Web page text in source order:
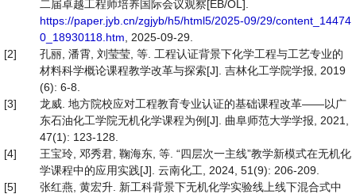
二届卓越工程师培养国际会议观察[EB/OL].
https://paper.jyb.cn/zgjyb/h5/html5/2025-09/29/content_14474
0_18930118.htm , 2025-09-29.
[2]
孔丽, 潘霄, 刘莹莹, 等. 工程认证背景下化学工程与工艺专业的
材料科学概论课程教学改革与探索[J]. 吉林化工学院学报, 2019
(6): 6-8.
[3]
龙威. 地方院校应对工程教育专业认证的基础课程改革——以广
东石油化工学院无机化学课程为例[J]. 曲阜师范大学学报, 2021,
47(1): 123-128.
[4]
王宝玲, 邓秀君, 鞠海东, 等. “四层次一主线”教学新模式在无机化
学课程中的应用实践[J]. 云南化工, 2024, 51(9): 206-209.
[5]
张红燕, 黄宏升. 新工科背景下无机化学实验线上线下混合式中